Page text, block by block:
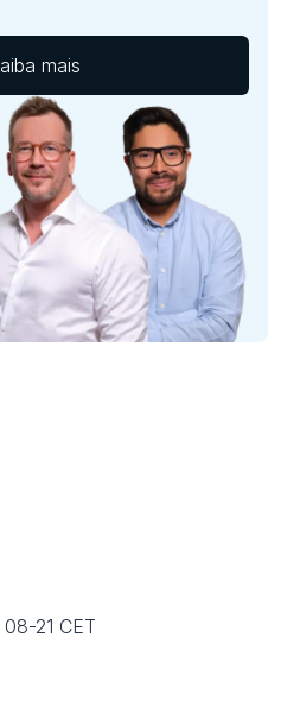
mais
21 CET